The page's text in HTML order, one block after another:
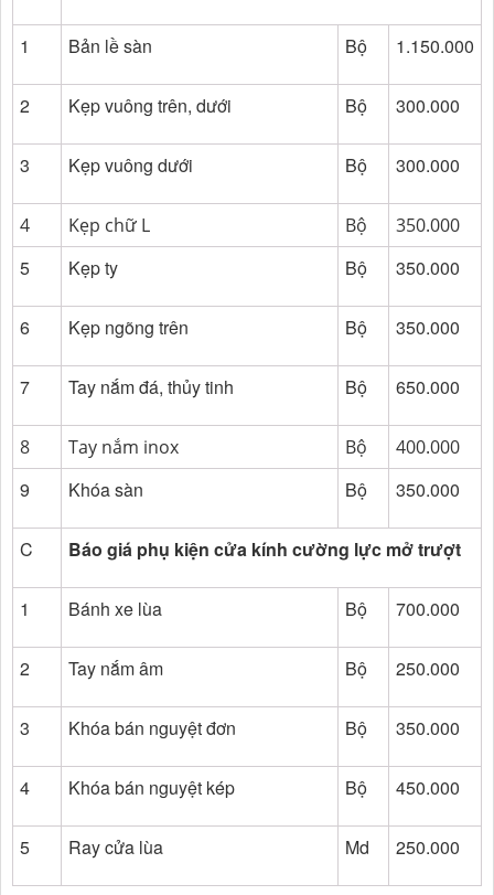
1 Bản lề sàn Bộ 1.150.000
2 Kẹp vuông trên, dưới Bộ 300.000
3 Kẹp vuông dưới Bộ 300.000
4 Kẹp chữ L Bộ 350.000
5 Kẹp ty Bộ 350.000
6 Kẹp ngõng trên Bộ 350.000
7 Tay nắm đá, thủy tinh Bộ 650.000
8 Tay nắm inox Bộ 400.000
9 Khóa sàn Bộ 350.000
C Báo giá phụ kiện cửa kính cường lực mở trượt
1 Bánh xe lùa Bộ 700.000
2 Tay nắm âm Bộ 250.000
3 Khóa bán nguyệt đơn Bộ 350.000
4 Khóa bán nguyệt kép Bộ 450.000
5 Ray cửa lùa Md 250.000